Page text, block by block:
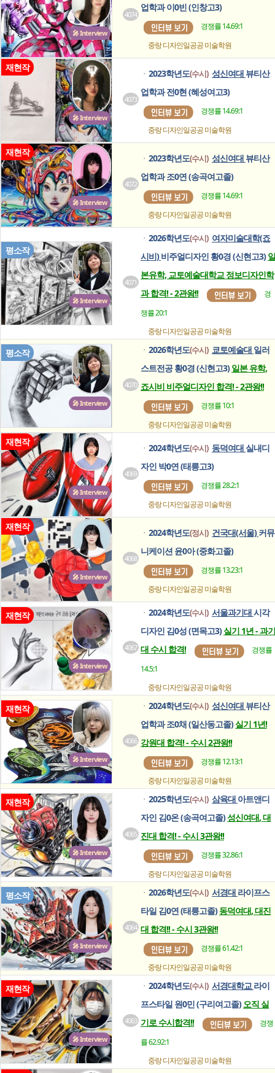
🎤 Interview
4074
업학과 이0빈 (인창고3)
경쟁률 14.69:1
중랑 디자인일공공미술학원
🎤 Interview
재현작
4073
ㆍ 2023학년도(수시) 성신여대 뷰티산
업학과 전0현 (혜성여고3)
경쟁률 14.69:1
중랑 디자인일공공미술학원
🎤 Interview
재현작
4072
ㆍ 2023학년도(수시) 성신여대 뷰티산
업학과 조0연 (송곡여고졸)
경쟁률 14.69:1
중랑 디자인일공공미술학원
🎤 Interview
평소작
4071
ㆍ 2026학년도(수시) 여자미술대학(죠
시비)비주얼디자인 황0경 (신현고3)일
본유학, 교토예술대학교 정보디자인학
과 합격! - 2관왕!!
경
쟁률 20:1
중랑 디자인일공공미술학원
🎤 Interview
평소작
4070
ㆍ 2026학년도(수시) 쿄토예술대 일러
스트전공 황0경 (신현고3)일본 유학,
죠시비 비주얼디자인 합격! - 2관왕!!
경쟁률 10:1
중랑 디자인일공공미술학원
🎤 Interview
재현작
4069
ㆍ 2024학년도(수시) 동덕여대 실내디
자인 박0연 (태릉고3)
경쟁률 28.2:1
중랑 디자인일공공미술학원
🎤 Interview
재현작
4068
ㆍ 2024학년도(정시) 건국대(서울)커뮤
니케이션 윤0아 (중화고졸)
경쟁률 13.23:1
중랑 디자인일공공미술학원
🎤 Interview
재현작
4067
ㆍ 2024학년도(수시) 서울과기대시각
디자인 김0성 (면목고3)실기 1년 - 과기
대 수시 합격!
경쟁률
14.5:1
중랑 디자인일공공미술학원
🎤 Interview
재현작
4066
ㆍ 2024학년도(수시) 성신여대 뷰티산
업학과 조0채 (일산동고졸)실기 1년!
강원대 합격! - 수시 2관왕!!
경쟁률 12.13:1
중랑 디자인일공공미술학원
🎤 Interview
재현작
4065
ㆍ 2025학년도(수시) 삼육대 아트앤디
자인 김0온 (송곡여고졸)성신여대, 대
진대 합격! - 수시 3관왕!!
경쟁률 32.86:1
중랑 디자인일공공미술학원
🎤 Interview
평소작
4064
ㆍ 2026학년도(수시) 서경대 라이프스
타일 김0연 (태릉고졸)동덕여대, 대진
대 합격!! - 수시 3관왕!!
경쟁률 61.42:1
중랑 디자인일공공미술학원
🎤 Interview
재현작
4063
ㆍ 2024학년도(수시) 서경대학교 라이
프스타일 원0민 (구리여고졸) 오직 실
기로 수시합격!!
경쟁
률 62.92:1
중랑 디자인일공공미술학원